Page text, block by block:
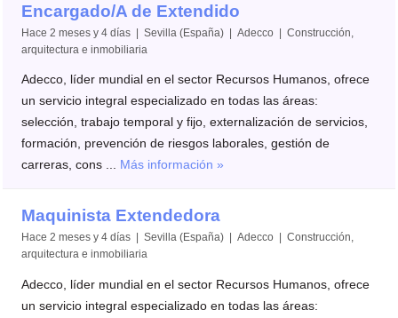
Encargado/A de Extendido
Hace 2 meses y 4 días | Sevilla (España) | Adecco | Construcción,
arquitectura e inmobiliaria
Adecco, líder mundial en el sector Recursos Humanos, ofrece
un servicio integral especializado en todas las áreas:
selección, trabajo temporal y fijo, externalización de servicios,
formación, prevención de riesgos laborales, gestión de
carreras, cons ... Más información »
Maquinista Extendedora
Hace 2 meses y 4 días | Sevilla (España) | Adecco | Construcción,
arquitectura e inmobiliaria
Adecco, líder mundial en el sector Recursos Humanos, ofrece
un servicio integral especializado en todas las áreas: